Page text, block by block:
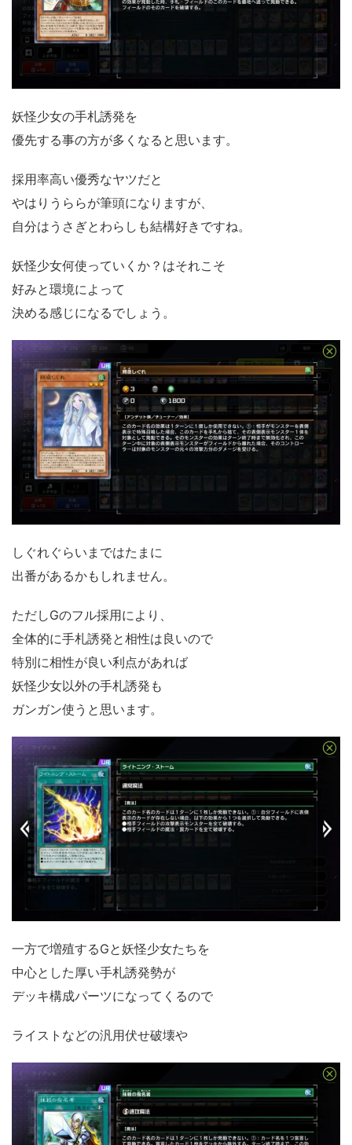
妖怪少女の手札誘発を
優先する事の方が多くなると思います。
採用率高い優秀なヤツだと
やはりうららが筆頭になりますが、
自分はうさぎとわらしも結構好きですね。
妖怪少女何使っていくか？はそれこそ
好みと環境によって
決める感じになるでしょう。
しぐれぐらいまではたまに
出番があるかもしれません。
ただしGのフル採用により、
全体的に手札誘発と相性は良いので
特別に相性が良い利点があれば
妖怪少女以外の手札誘発も
ガンガン使うと思います。
一方で増殖するGと妖怪少女たちを
中心とした厚い手札誘発勢が
デッキ構成パーツになってくるので
ライストなどの汎用伏せ破壊や